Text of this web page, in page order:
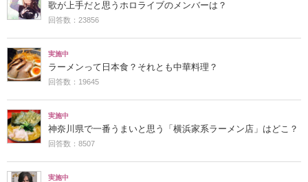
歌が上手だと思うホロライブのメンバーは？
回答数：23856
実施中
ラーメンって日本食？それとも中華料理？
回答数：19645
実施中
神奈川県で一番うまいと思う「横浜家系ラーメン店」はどこ？
回答数：8507
実施中